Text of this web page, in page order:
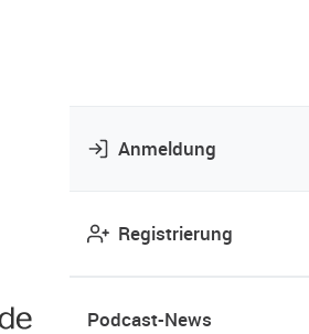
Anmeldung
Registrierung
Podcast-News